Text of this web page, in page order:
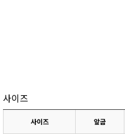
사이즈
사이즈 앞굽